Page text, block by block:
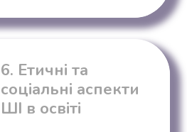
6. Етичні та
соціальні аспекти
ШІ в освіті